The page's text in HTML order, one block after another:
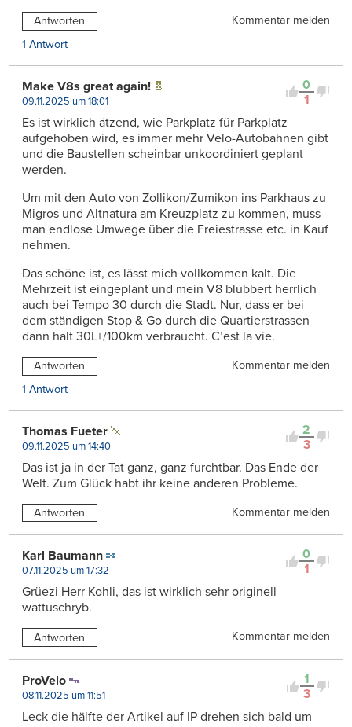
Antworten
Kommentar melden
1 Antwort
0
1
Make V8s great again!
09.11.2025 um 18:01
Es ist wirklich ätzend, wie Parkplatz für Parkplatz
aufgehoben wird, es immer mehr Velo-Autobahnen gibt
und die Baustellen scheinbar unkoordiniert geplant
werden.
Um mit den Auto von Zollikon/Zumikon ins Parkhaus zu
Migros und Altnatura am Kreuzplatz zu kommen, muss
man endlose Umwege über die Freiestrasse etc. in Kauf
nehmen.
Das schöne ist, es lässt mich vollkommen kalt. Die
Mehrzeit ist eingeplant und mein V8 blubbert herrlich
auch bei Tempo 30 durch die Stadt. Nur, dass er bei
dem ständigen Stop & Go durch die Quartierstrassen
dann halt 30L+/100km verbraucht. C’est la vie.
Antworten
Kommentar melden
1 Antwort
2
3
Thomas Fueter
09.11.2025 um 14:40
Das ist ja in der Tat ganz, ganz furchtbar. Das Ende der
Welt. Zum Glück habt ihr keine anderen Probleme.
Antworten Kommentar melden
0
1
Karl Baumann
07.11.2025 um 17:32
Grüezi Herr Kohli, das ist wirklich sehr originell
wattuschryb.
Antworten Kommentar melden
1
3
ProVelo
08.11.2025 um 11:51
Leck die hälfte der Artikel auf IP drehen sich bald um